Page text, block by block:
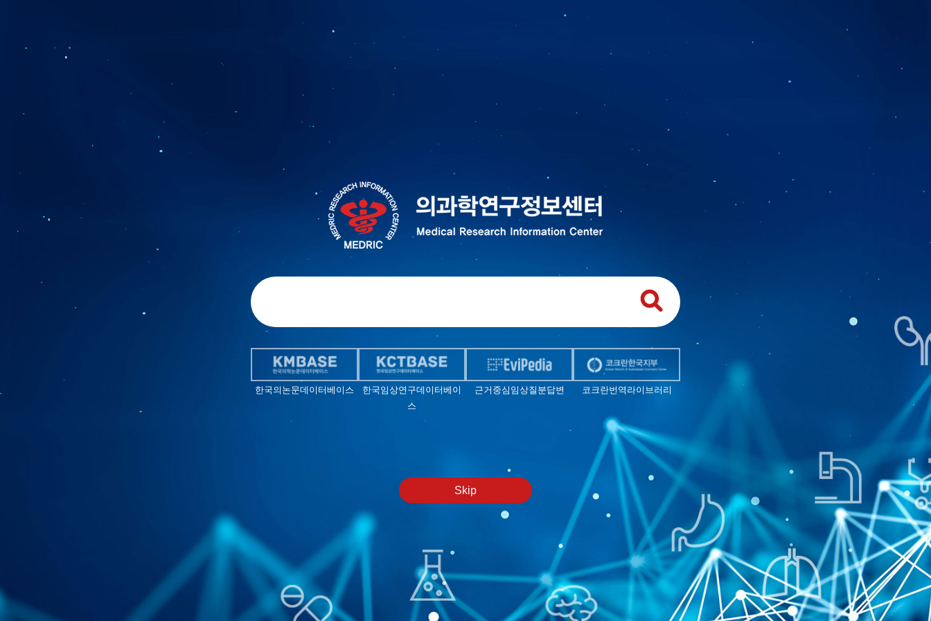
한국의논문데이터베이스
한국임상연구데이터베이
스
근거중심임상질분답변 코크란번역라이브러리
Skip